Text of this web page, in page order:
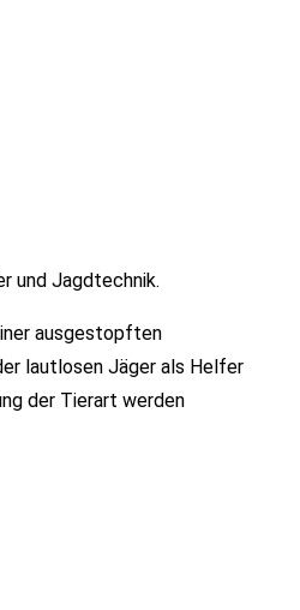
und Jagdtechnik.
ausgestopften
lautlosen Jäger als Helfer
der Tierart werden